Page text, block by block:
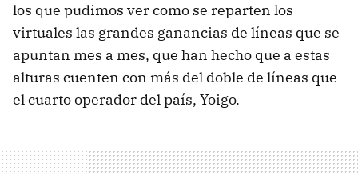
los que pudimos ver como se reparten los
virtuales las grandes ganancias de líneas que se
apuntan mes a mes, que han hecho que a estas
alturas cuenten con más del doble de líneas que
el cuarto operador del país, Yoigo.